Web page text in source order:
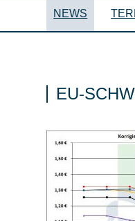
NEWS
EU-